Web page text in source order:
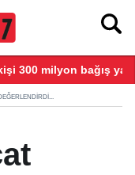
300 milyon bağış